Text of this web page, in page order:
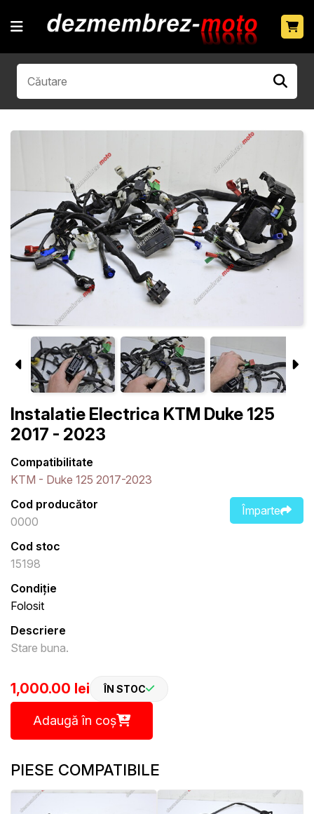
Instalatie Electrica KTM Duke 125
2017 - 2023
Compatibilitate
KTM - Duke 125 2017-2023
Împarte
Cod producător
0000
Cod stoc
15198
Condiție
Folosit
Descriere
Stare buna.
1,000.00 lei ÎN STOC
Adaugă în coș
PIESE COMPATIBILE